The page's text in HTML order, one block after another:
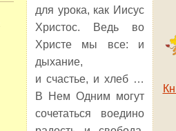
для урока, как Иисус
Христос. Ведь во
Христе мы все: и
дыхание,
и счастье, и хлеб …
В Нем Одним могут
сочетаться воедино